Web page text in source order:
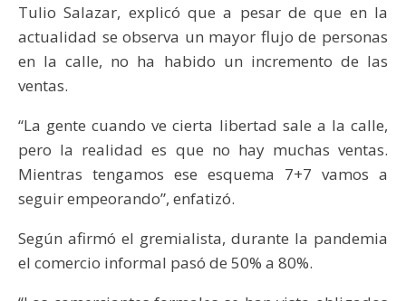
Tulio Salazar, explicó que a pesar de que en la
actualidad se observa un mayor flujo de personas
en la calle, no ha habido un incremento de las
ventas.
“La gente cuando ve cierta libertad sale a la calle,
pero la realidad es que no hay muchas ventas.
Mientras tengamos ese esquema 7+7 vamos a
seguir empeorando”, enfatizó.
Según afirmó el gremialista, durante la pandemia
el comercio informal pasó de 50% a 80%.